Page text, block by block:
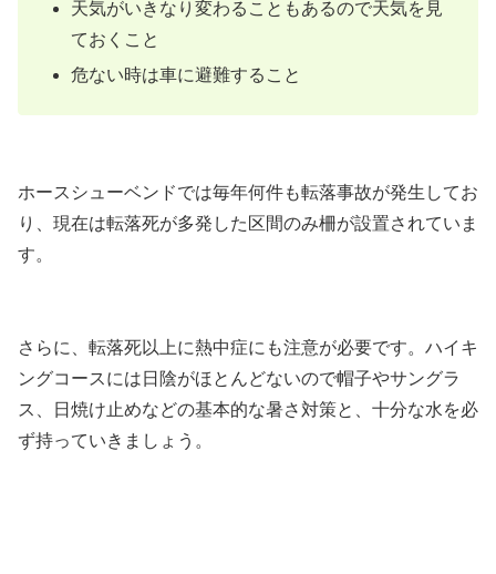
天気がいきなり変わることもあるので天気を見
ておくこと
危ない時は車に避難すること
ホースシューベンドでは毎年何件も転落事故が発生してお
り、現在は転落死が多発した区間のみ柵が設置されていま
す。
さらに、転落死以上に熱中症にも注意が必要です。ハイキ
ングコースには日陰がほとんどないので帽子やサングラ
ス、日焼け止めなどの基本的な暑さ対策と、十分な水を必
ず持っていきましょう。